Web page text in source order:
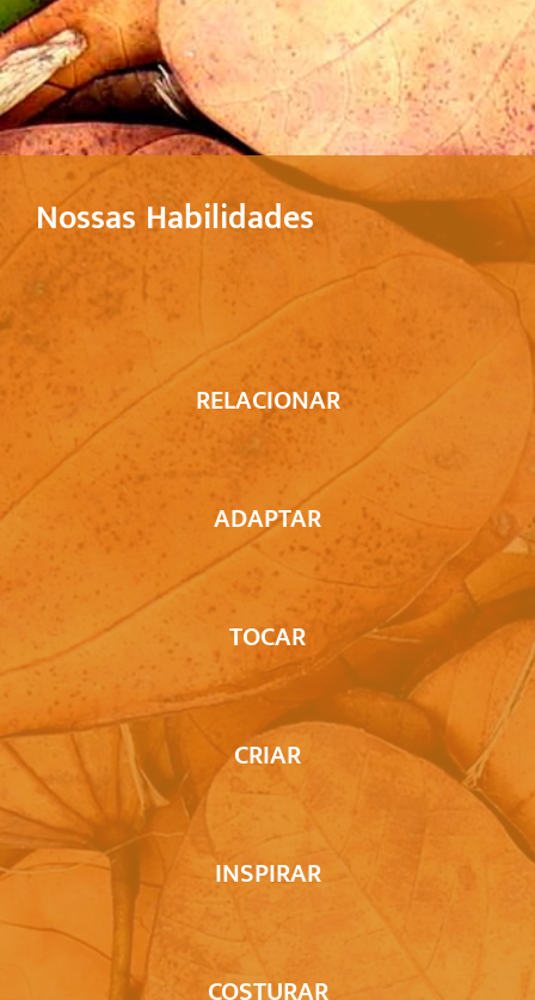
Nossas Habilidades
RELACIONAR
ADAPTAR
TOCAR
CRIAR
INSPIRAR